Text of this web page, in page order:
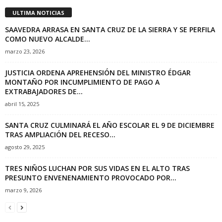
ULTIMA NOTICIAS
SAAVEDRA ARRASA EN SANTA CRUZ DE LA SIERRA Y SE PERFILA
COMO NUEVO ALCALDE...
marzo 23, 2026
JUSTICIA ORDENA APREHENSIÓN DEL MINISTRO ÉDGAR
MONTAÑO POR INCUMPLIMIENTO DE PAGO A
EXTRABAJADORES DE...
abril 15, 2025
SANTA CRUZ CULMINARÁ EL AÑO ESCOLAR EL 9 DE DICIEMBRE
TRAS AMPLIACIÓN DEL RECESO...
agosto 29, 2025
TRES NIÑOS LUCHAN POR SUS VIDAS EN EL ALTO TRAS
PRESUNTO ENVENENAMIENTO PROVOCADO POR...
marzo 9, 2026